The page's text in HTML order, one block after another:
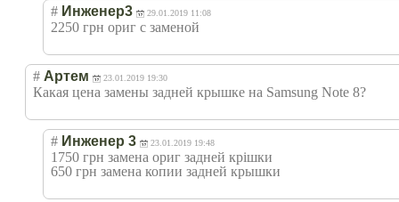
# Инженер3 29.01.2019 11:08
2250 грн ориг с заменой
# Артем 23.01.2019 19:30
Какая цена замены задней крышке на Samsung Note 8?
# Инженер 3 23.01.2019 19:48
1750 грн замена ориг задней крішки
650 грн замена копии задней крышки